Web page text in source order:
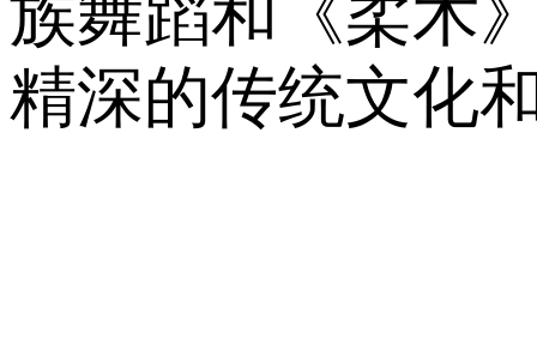
族舞蹈和《柔术
精深的传统文化